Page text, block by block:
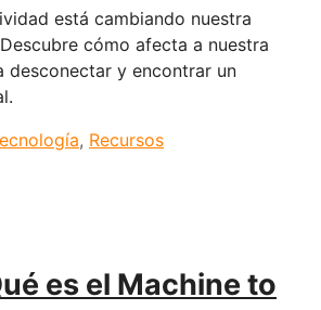
está cambiando nuestra
cómo afecta a nuestra
desconectar y encontrar un
, Recursos
es el Machine to